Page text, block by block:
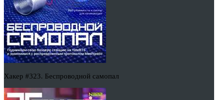
Хакер #323. Беспроводной самопал